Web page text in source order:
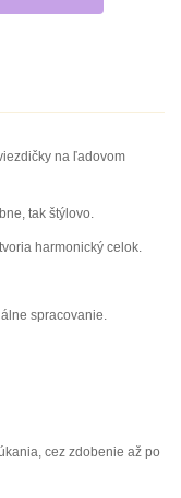
na ľadovom
tak štýlovo.
harmonický celok.
spracovanie.
cez zdobenie až po